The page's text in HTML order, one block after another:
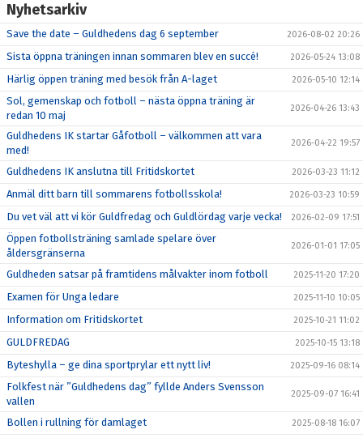
Nyhetsarkiv
Save the date – Guldhedens dag 6 september 2026-08-02 20:26
Sista öppna träningen innan sommaren blev en succé! 2026-05-24 13:08
Härlig öppen träning med besök från A-laget 2026-05-10 12:14
Sol, gemenskap och fotboll – nästa öppna träning är
redan 10 maj
2026-04-26 13:43
Guldhedens IK startar Gåfotboll – välkommen att vara
med!
2026-04-22 19:57
Guldhedens IK anslutna till Fritidskortet 2026-03-23 11:12
Anmäl ditt barn till sommarens fotbollsskola! 2026-03-23 10:59
Du vet väl att vi kör Guldfredag och Guldlördag varje vecka! 2026-02-09 17:51
Öppen fotbollsträning samlade spelare över
åldersgränserna
2026-01-01 17:05
Guldheden satsar på framtidens målvakter inom fotboll 2025-11-20 17:20
Examen för Unga ledare 2025-11-10 10:05
Information om Fritidskortet 2025-10-21 11:02
GULDFREDAG 2025-10-15 13:18
Byteshylla – ge dina sportprylar ett nytt liv! 2025-09-16 08:14
Folkfest när ”Guldhedens dag” fyllde Anders Svensson
vallen
2025-09-07 16:41
Bollen i rullning för damlaget 2025-08-18 16:07